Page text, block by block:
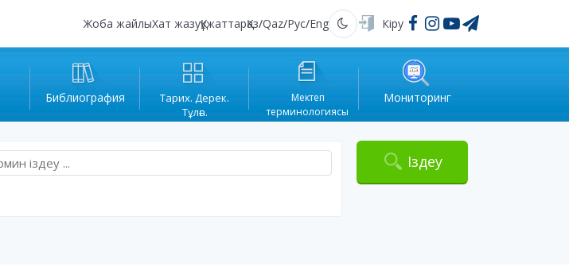
Жоба жайлыХат жазуҚұжаттарҚаз/Qaz/Рус/Eng Қараңғы Кіру
Библиография
Тарих. Дерек.
Тұлға.
Мектеп
терминологиясы
Мониторинг
Іздеу